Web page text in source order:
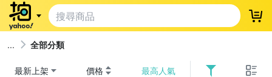
登
全部分類
最新上架 價格 最高人氣